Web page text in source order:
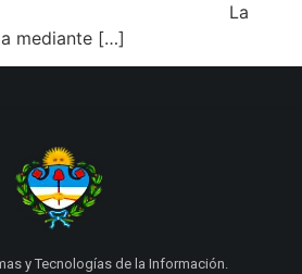
La
mediante […]
y Tecnologías de la Información.